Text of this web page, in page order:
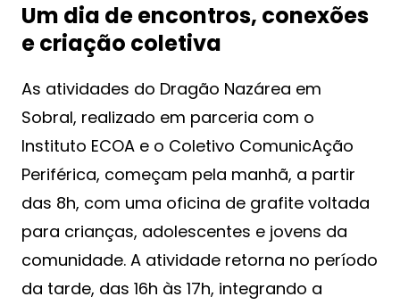
Um dia de encontros, conexões
e criação coletiva
As atividades do Dragão Nazárea em
Sobral, realizado em parceria com o
Instituto ECOA e o Coletivo ComunicAção
Periférica, começam pela manhã, a partir
das 8h, com uma oficina de grafite voltada
para crianças, adolescentes e jovens da
comunidade. A atividade retorna no período
da tarde, das 16h às 17h, integrando a